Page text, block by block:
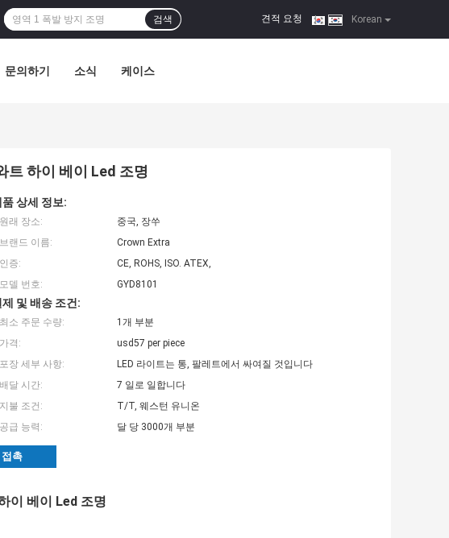
Korean
견적 요청 |
검색
문의하기 소식 케이스
트 하이 베이 Led 조명
품 상세 정보:
원래 장소:
중국, 장쑤
브랜드 이름:
Crown Extra
인증:
CE, ROHS, ISO. ATEX,
모델 번호:
GYD8101
제 및 배송 조건:
최소 주문 수량:
1개 부분
가격:
usd57 per piece
포장 세부 사항:
LED 라이트는 통, 팔레트에서 싸여질 것입니다
배달 시간:
7 일로 일합니다
지불 조건:
T/T, 웨스턴 유니온
공급 능력:
달 당 3000개 부분
접촉
이 베이 Led 조명